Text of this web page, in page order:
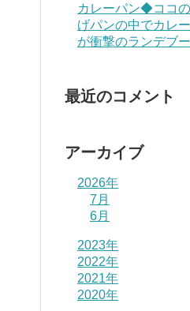
カレーパン◆ココ
げパンの中でカレ
が衝撃のランデブー
最近のコメント
アーカイブ
2026年
7月
6月
2023年
2022年
2021年
2020年